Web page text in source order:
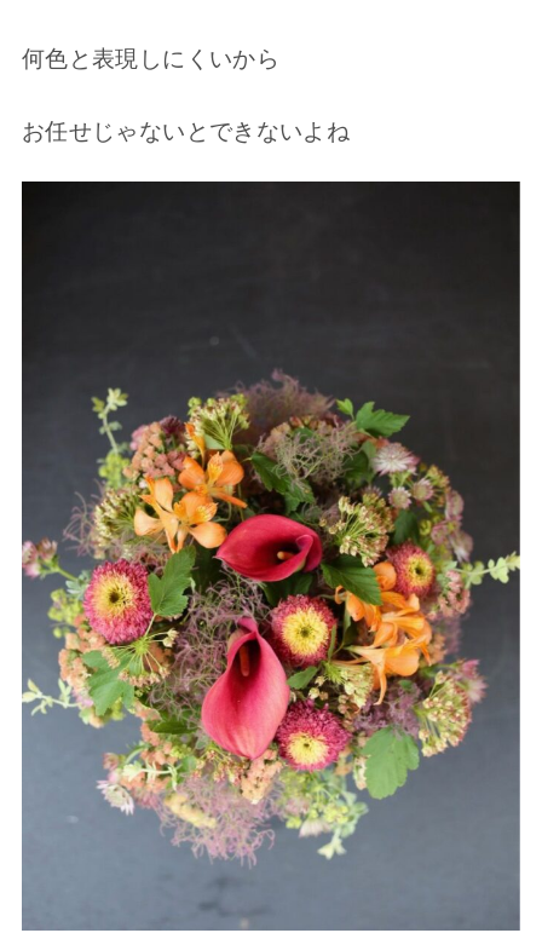
何色と表現しにくいから
お任せじゃないとできないよね